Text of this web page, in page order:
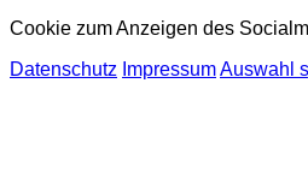
Cookie zum Anzeigen des
Datenschutz ImpressumAuswahl